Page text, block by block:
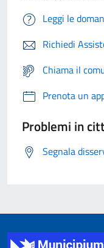
Leggi le
Richiedi
Chiama il
Prenota un
Problemi in
Segnala